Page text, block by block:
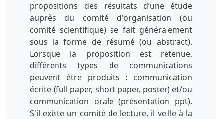
propositions des résultats d’une étude
auprès du comité d'organisation (ou
comité scientifique) se fait généralement
sous la forme de résumé (ou abstract).
Lorsque la proposition est retenue,
différents types de communications
peuvent être produits : communication
écrite (full paper, short paper, poster) et/ou
communication orale (présentation ppt).
S'il existe un comité de lecture, il veille à la